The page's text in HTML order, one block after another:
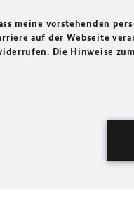
meine vorstehenden
auf der Webseite
Die Hinweise